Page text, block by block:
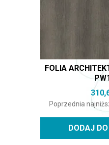
FOLIA
Poprzednia
DODAJ